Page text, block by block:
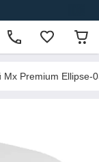
Mx Premium